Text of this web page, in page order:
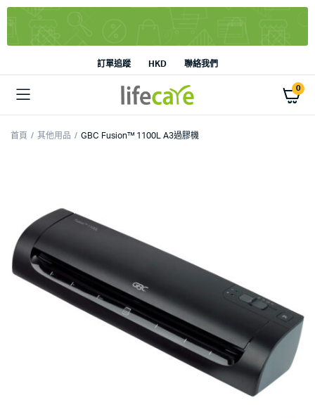
訂單追蹤 HKD 聯絡我們
0
首頁 其他用品 GBC Fusion™ 1100L A3過膠機